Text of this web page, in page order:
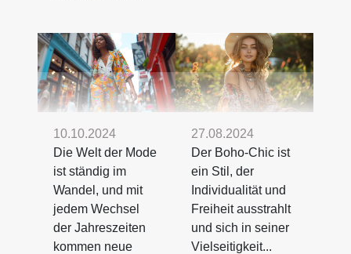
10.10.2024
Die Welt der Mode
ist ständig im
Wandel, und mit
jedem Wechsel
der Jahreszeiten
kommen neue
27.08.2024
Der Boho-Chic ist
ein Stil, der
Individualität und
Freiheit ausstrahlt
und sich in seiner
Vielseitigkeit...